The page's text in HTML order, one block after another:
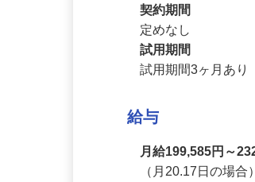
正社員
契約期間
定めなし
給与